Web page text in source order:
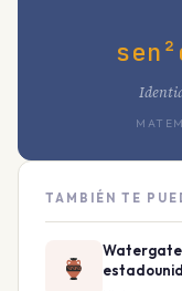
TAMBIÉN TE